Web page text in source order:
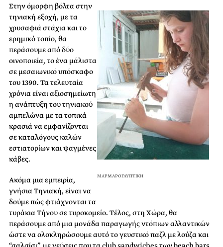
ΜΑΡΜΑΡΟΓΛΥΠΤΙΚΗ
Στην όμορφη βόλτα στην
τηνιακή εξοχή, με τα
χρυσαφιά στάχια και το
ερημικό τοπίο, θα
περάσουμε από δύο
οινοποιεία, το ένα μάλιστα
σε μεσαιωνικό υπόσκαφο
του 1390. Τα τελευταία
χρόνια είναι αξιοσημείωτη
η ανάπτυξη του τηνιακού
αμπελώνα με τα τοπικά
κρασιά να εμφανίζονται
σε καταλόγους καλών
εστιατορίων και ψαγμένες
κάβες.
Ακόμα μια εμπειρία,
γνήσια Τηνιακή, είναι να
δούμε πώς φτιάχνονται τα
τυράκια Τήνου σε τυροκομείο. Τέλος, στη Χώρα, θα
περάσουμε από μια μονάδα παραγωγής ντόπιων αλλαντικών
ώστε να ολοκληρώσουμε αυτό το γευστικό παζλ με λούζα και